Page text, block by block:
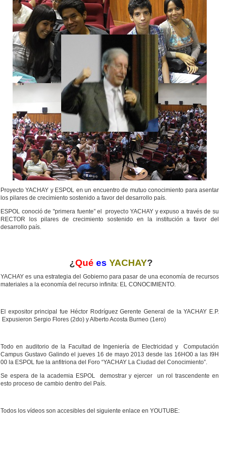
Proyecto YACHAY y ESPOL en un encuentro de mutuo conocimiento para asentar
los pilares de crecimiento sostenido a favor del desarrollo país.
ESPOL conoció de "primera fuente” el proyecto YACHAY y expuso a través de su
RECTOR los pilares de crecimiento sostenido en la institución a favor del
desarrollo país.
¿Qué es YACHAY?
YACHAY es una estrategia del Gobierno para pasar de una economía de recursos
materiales a la economía del recurso infinita: EL CONOCIMIENTO.
El expositor principal fue Héctor Rodríguez Gerente General de la YACHAY E.P.
Expusieron Sergio Flores (2do) y Alberto Acosta Burneo (1ero)
Todo en auditorio de la Facultad de Ingeniería de Electricidad y Computación
Campus Gustavo Galindo el jueves 16 de mayo 2013 desde las 16HO0 a las I9H
00 la ESPOL fue la anfitriona del Foro “YACHAY La Ciudad del Conocimiento”.
Se espera de la academia ESPOL demostrar y ejercer un rol trascendente en
esto proceso de cambio dentro del País.
Todos los vídeos son accesibles del siguiente enlace en YOUTUBE: